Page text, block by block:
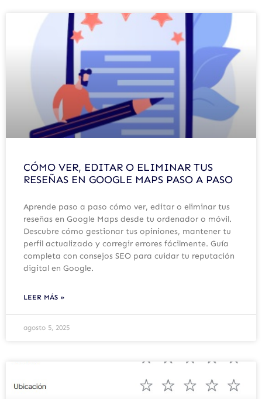
CÓMO VER, EDITAR O ELIMINAR TUS
RESEÑAS EN GOOGLE MAPS PASO A PASO
Aprende paso a paso cómo ver, editar o eliminar tus
reseñas en Google Maps desde tu ordenador o móvil.
Descubre cómo gestionar tus opiniones, mantener tu
perfil actualizado y corregir errores fácilmente. Guía
completa con consejos SEO para cuidar tu reputación
digital en Google.
LEER MÁS »
agosto 5, 2025